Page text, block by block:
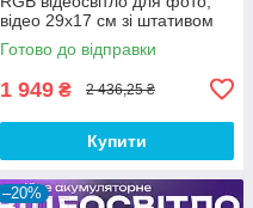
відео 29х17 см зі штативом
2,1 метр. Студійне світло.
Готово до відправки
1 949 ₴ 2 436,25 ₴
Купити
–20%